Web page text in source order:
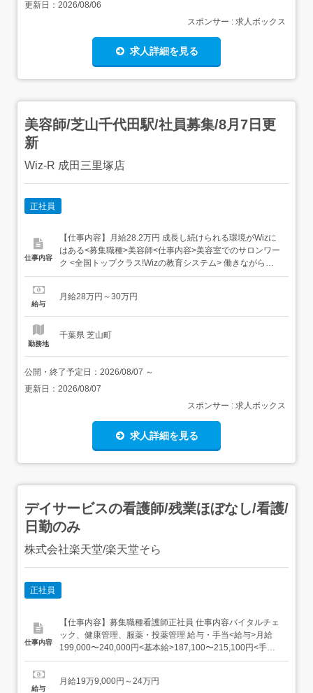
更新日： 2026/08/06
スポンサー : 求人ボックス
求人詳細を見る
美容師/芝山千代田駅/社員募集/8月7日更
新
Wiz-R 成田三里塚店
正社員
仕事内容
【仕事内容】月給28.2万円 成長し続けられる環境がWizに
はある<募集職種>美容師<仕事内容>美容室でのサロンワー
ク <全国トップクラス!Wizの教育システム> 働きながら、
しっかり成長できる。そんな"理想の美容師ライフ"を叶え
本気!一生使えるオールマイティな技術を身につけ、“安心
給与
月給28万円～30万円
勤務地
千葉県 芝山町
公開・終了予定日： 2026/08/07 ～
更新日： 2026/08/07
スポンサー : 求人ボックス
求人詳細を見る
デイサービスの看護師/残業ほぼなし/看護/
日勤のみ
株式会社楽天堂/楽天堂そら
正社員
仕事内容
【仕事内容】募集職種看護師正社員 仕事内容バイタルチェ
ック、健康管理、服薬・投薬管理 給与・手当<給与>月給
199,000〜240,000円<基本給>187,100〜215,100円<手当>
交通費支給:実費(上限なし)職務手当:10,000〜20,000円<賞
たり) 資格資格必須...
給与
月給19万9,000円～24万円